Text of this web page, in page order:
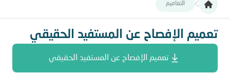
التعاميم
تعميم الإفصاح عن المستفيد الحقيقي
تعميم الإفصاح عن المستفيد الحقيقي
تعميم الإفصاح عن المستفيد الحقيقي